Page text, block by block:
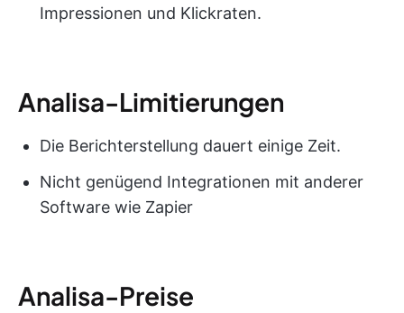
Impressionen und Klickraten.
Analisa-Limitierungen
Die Berichterstellung dauert einige Zeit.
Nicht genügend Integrationen mit anderer
Software wie Zapier
Analisa-Preise